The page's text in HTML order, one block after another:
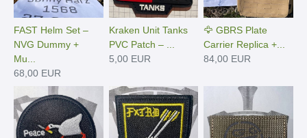
FAST Helm Set –
NVG Dummy +
Mu...
68,00 EUR
Kraken Unit Tanks
PVC Patch – ...
5,00 EUR
🦅 GBRS Plate
Carrier Replica +...
84,00 EUR